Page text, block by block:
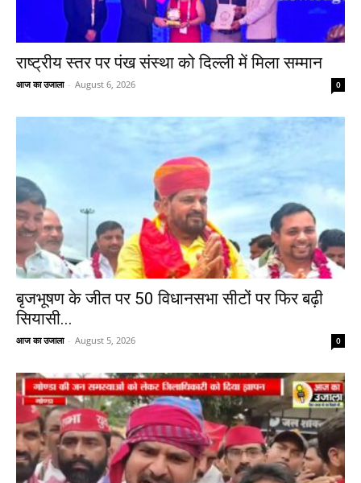
राष्ट्रीय स्तर पर पंख संस्था को दिल्ली में मिला सम्मान
आज का उजाला - August 6, 2026 0
बृजभूषण के जीत पर 50 विधानसभा सीटों पर फिर बढ़ी
सियासी...
आज का उजाला - August 5, 2026 0